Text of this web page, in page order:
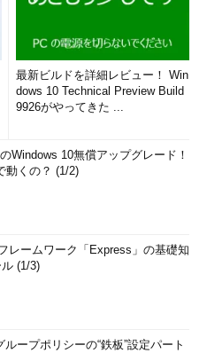
最新ビルドを詳細レビュー！ Win
dows 10 Technical Preview Build
9926がやってきた ...
Windows 10無償アップグレード！
動くの？ (1/2)
レームワーク「Express」の基礎知
(1/3)
ープポリシーの“鉄板”設定パート